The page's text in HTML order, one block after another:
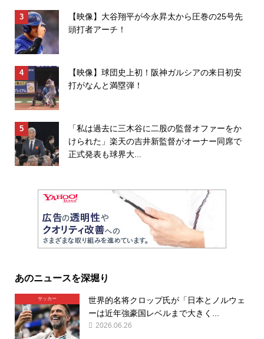
【映像】大谷翔平が今永昇太から圧巻の25号先
頭打者アーチ！
【映像】球団史上初！阪神ガルシアの来日初安
打がなんと満塁弾！
「私は過去に三木谷に二股の監督オファーをか
けられた」楽天の吉井新監督がオーナー同席で
正式発表も球界大...
あのニュースを深堀り
サッカー
世界的名将クロップ氏が「日本とノルウェ
ーは近年強豪国レベルまで大きく...
2026.06.26